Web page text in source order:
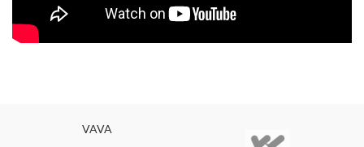
VAVA